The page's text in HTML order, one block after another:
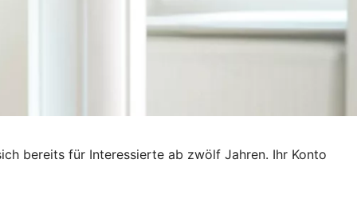
bereits für Interessierte ab zwölf Jahren. Ihr Konto